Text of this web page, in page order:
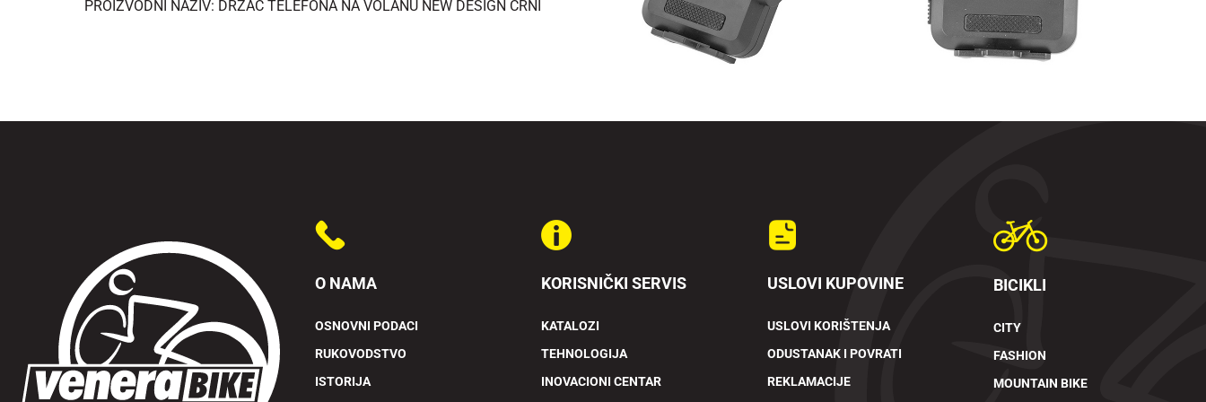
PROIZVODNI NAZIV: DRŽAČ TELEFONA NA VOLANU NEW DESIGN CRNI
O NAMA
OSNOVNI PODACI
RUKOVODSTVO
ISTORIJA
KORISNIČKI SERVIS
KATALOZI
TEHNOLOGIJA
INOVACIONI CENTAR
USLOVI KUPOVINE
USLOVI KORIŠTENJA
ODUSTANAK I POVRATI
REKLAMACIJE
BICIKLI
CITY
FASHION
MOUNTAIN BIKE